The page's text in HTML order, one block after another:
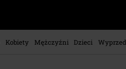
Kobiety Mężczyźni Dzieci